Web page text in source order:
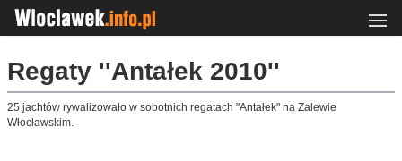
Regaty ''Antałek 2010''
25 jachtów rywalizowało w sobotnich regatach "Antałek" na Zalewie
Włocławskim.